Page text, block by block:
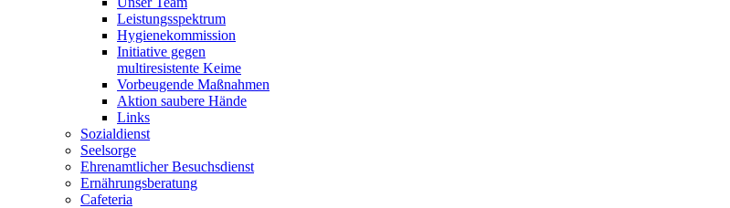
Leistungsspektrum
Hygienekommission
Initiative gegen
multiresistente Keime
Vorbeugende Maßnahmen
Aktion saubere Hände
Links
Sozialdienst
Seelsorge
Ehrenamtlicher Besuchsdienst
Ernährungsberatung
Cafeteria